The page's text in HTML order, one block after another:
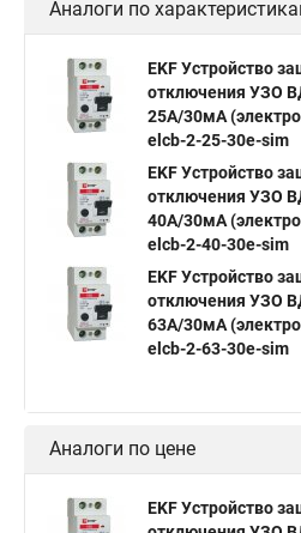
PROxima elcb-2-
pro
EKF Устройство
отключения
63А/100мА
PROxima elcb-2-
pro
EKF Устройство
отключения
80А/100мА
PROxima elcb-2-
Аналоги по характеристикам
EKF Устройство